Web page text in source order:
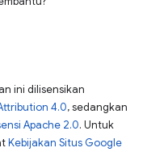
ini dilisensikan
4.0, sedangkan
Apache 2.0. Untuk
Kebijakan Situs Google